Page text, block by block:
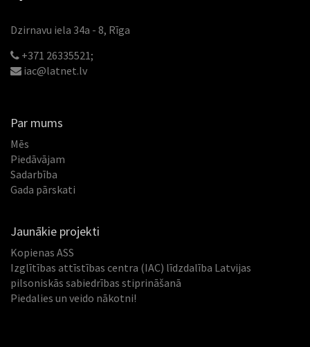
Dzirnavu iela 34a - 8, Rīga
+371 26335521;
iac@latnet.lv
Par mums
Mēs
Piedāvājam
Sadarbība
Gada pārskati
Jaunākie projekti
Kopienas ASS
Izglītības attīstības centra (IAC) līdzdalība Latvijas
pilsoniskās sabiedrības stiprināšanā
Piedalies un veido nākotni!